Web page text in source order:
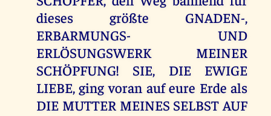
dieses größte GNADEN-,
ERBARMUNGS- UND
ERLÖSUNGSWERK MEINER
SCHÖPFUNG! SIE, DIE EWIGE
LIEBE, ging voran auf eure Erde als
DIE MUTTER MEINES SELBST AUF